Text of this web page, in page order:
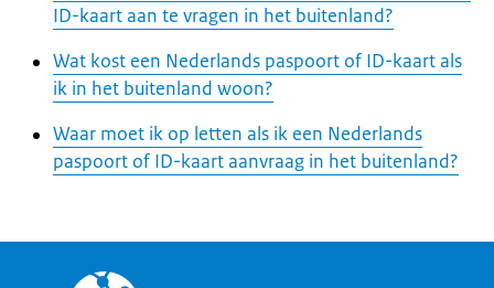
ID-kaart aan te vragen in het buitenland?
Wat kost een Nederlands paspoort of ID-kaart als
ik in het buitenland woon?
Waar moet ik op letten als ik een Nederlands
paspoort of ID-kaart aanvraag in het buitenland?